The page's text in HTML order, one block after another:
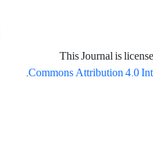
This Journal is
Commons Attribution 4.0
.